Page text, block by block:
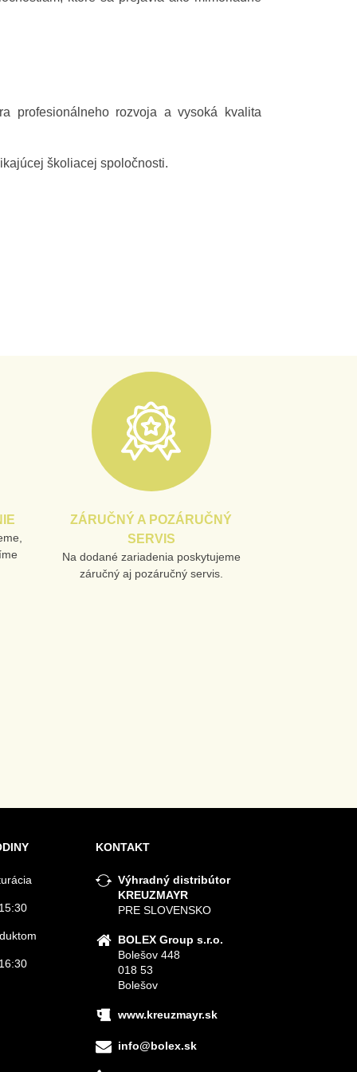
profesionálneho rozvoja a vysoká kvalita
školiacej spoločnosti.
ZÁRUČNÝ A POZÁRUČNÝ
SERVIS
Na dodané zariadenia poskytujeme
záručný aj pozáručný servis.
KONTAKT
Výhradný distribútor
KREUZMAYR
PRE SLOVENSKO
BOLEX Group s.r.o.
Bolešov 448
018 53
Bolešov
www.kreuzmayr.sk
info@bolex.sk